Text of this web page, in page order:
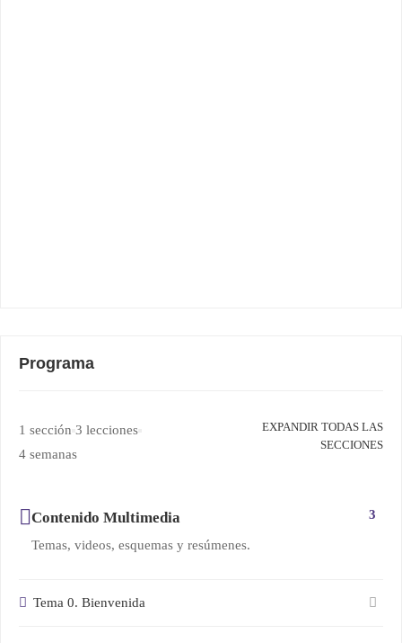
Programa
1 sección 3 lecciones
4 semanas
EXPANDIR TODAS LAS
SECCIONES
Contenido Multimedia
Temas, videos, esquemas y resúmenes.
3
Tema 0. Bienvenida